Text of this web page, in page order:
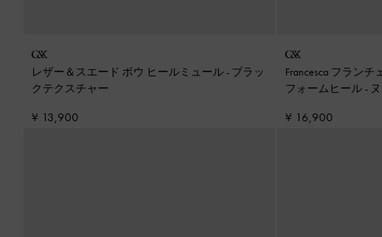
レザー＆スエード ボウ ヒールミュール - ブラッ
クテクスチャー
¥ 13,900
Francesca フラン
フォームヒール -
¥ 16,900